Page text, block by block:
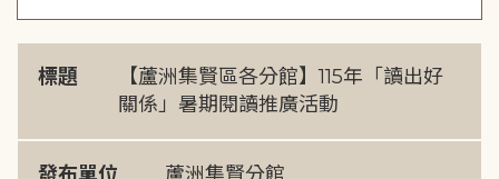
標題
【蘆洲集賢區各分館】115年「讀出好
關係」暑期閱讀推廣活動